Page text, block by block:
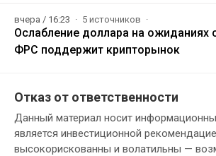
вчера / 16:23 5 источников
Ослабление доллара на ожиданиях
ФРС поддержит крипторынок
Отказ от ответственности
Данный материал носит
является инвестиционной
высокорискованны и волатильны —